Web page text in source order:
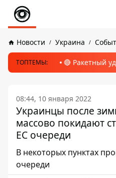
Новости Украина
ТОПТЕМЫ: 🔴 Ракетный
08:44, 10 января 2022
Украинцы после
массово покидают
ЕС очереди
В некоторых пунктах
очереди